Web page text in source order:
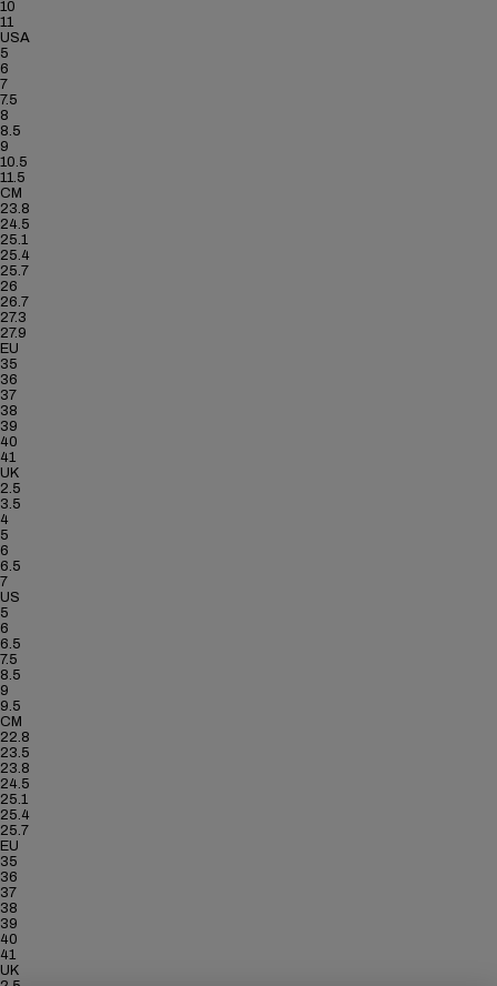
10
11
USA
5
6
7
7.5
8
8.5
9
10.5
11.5
CM
23.8
24.5
25.1
25.4
25.7
26
26.7
27.3
27.9
EU
35
36
37
38
39
40
41
UK
2.5
3.5
4
5
6
6.5
7
US
5
6
6.5
7.5
8.5
9
9.5
CM
22.8
23.5
23.8
24.5
25.1
25.4
25.7
EU
35
36
37
38
39
40
41
UK